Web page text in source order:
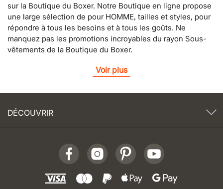
sur la Boutique du Boxer. Notre Boutique en ligne propose
une large sélection de pour HOMME, tailles et styles, pour
répondre à tous les besoins et à tous les goûts. Ne
manquez pas les promotions incroyables du rayon Sous-
vêtements de la Boutique du Boxer.
Voir plus
DÉCOUVRIR